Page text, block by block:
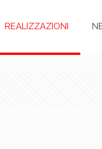
REALIZZAZIONI